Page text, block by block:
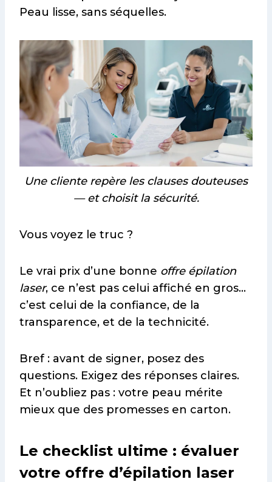
Peau lisse, sans séquelles.
Une cliente repère les clauses douteuses
— et choisit la sécurité.
Vous voyez le truc ?
Le vrai prix d’une bonne offre épilation
laser, ce n’est pas celui affiché en gros…
c’est celui de la confiance, de la
transparence, et de la technicité.
Bref : avant de signer, posez des
questions. Exigez des réponses claires.
Et n’oubliez pas : votre peau mérite
mieux que des promesses en carton.
Le checklist ultime : évaluer
votre offre d’épilation laser